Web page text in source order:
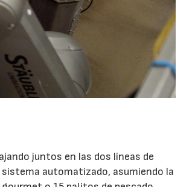
juntos en las dos líneas de
automatizado, asumiendo la